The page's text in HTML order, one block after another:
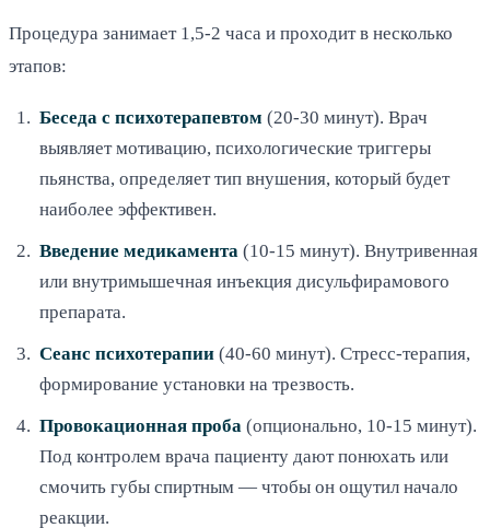
Процедура занимает 1,5-2 часа и проходит в несколько
этапов:
Беседа с психотерапевтом (20-30 минут). Врач
выявляет мотивацию, психологические триггеры
пьянства, определяет тип внушения, который будет
наиболее эффективен.
Введение медикамента (10-15 минут). Внутривенная
или внутримышечная инъекция дисульфирамового
препарата.
Сеанс психотерапии (40-60 минут). Стресс-терапия,
формирование установки на трезвость.
Провокационная проба (опционально, 10-15 минут).
Под контролем врача пациенту дают понюхать или
смочить губы спиртным — чтобы он ощутил начало
реакции.